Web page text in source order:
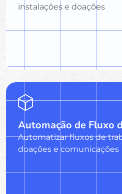
instalações e doações
Automação de Fluxo
Automatizar fluxos de
doações e comunicações